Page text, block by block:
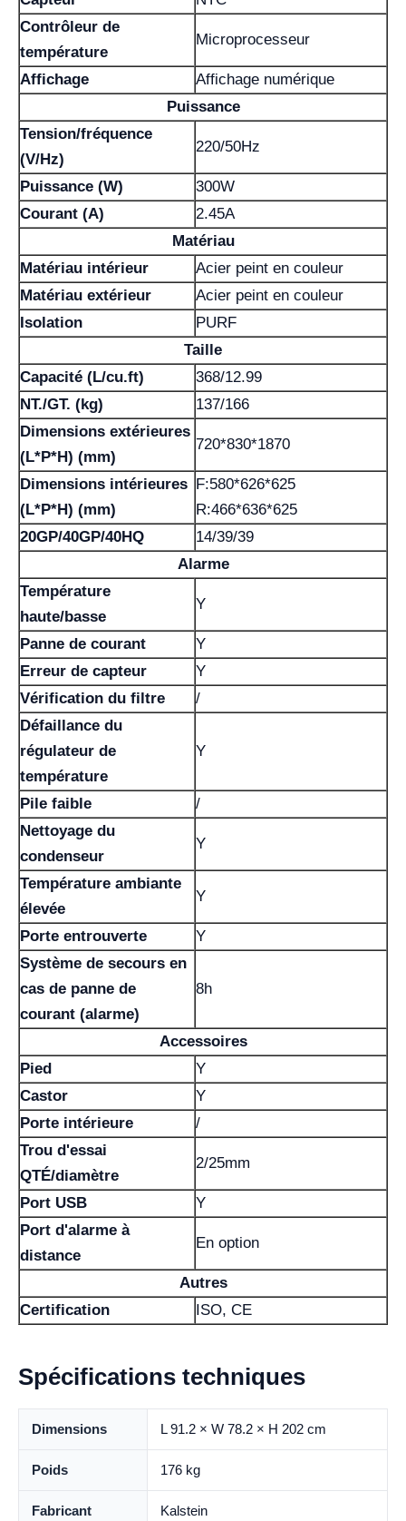
Contrôleur de
température
Microprocesseur
Affichage
Affichage numérique
Puissance
Tension/fréquence
(V/Hz)
220/50Hz
Puissance (W)
300W
Courant (A)
2.45A
Matériau
Matériau intérieur
Acier peint en couleur
Matériau extérieur
Acier peint en couleur
Isolation
PURF
Taille
Capacité (L/cu.ft)
368/12.99
NT./GT. (kg)
137/166
Dimensions extérieures
(L*P*H) (mm)
720*830*1870
Dimensions intérieures
(L*P*H) (mm)
F:580*626*625
R:466*636*625
20GP/40GP/40HQ
14/39/39
Alarme
Température
haute/basse
Y
Panne de courant
Y
Erreur de capteur
Y
Vérification du filtre
/
Défaillance du
régulateur de
température
Y
Pile faible
/
Nettoyage du
condenseur
Y
Température ambiante
élevée
Y
Porte entrouverte
Y
Système de secours en
cas de panne de
courant (alarme)
8h
Accessoires
Pied
Y
Castor
Y
Porte intérieure
/
Trou d'essai
QTÉ/diamètre
2/25mm
Port USB
Y
Port d'alarme à
distance
En option
Autres
Certification
ISO, CE
Spécifications techniques
Dimensions L 91.2 × W 78.2 × H 202 cm
Poids 176 kg
Fabricant Kalstein